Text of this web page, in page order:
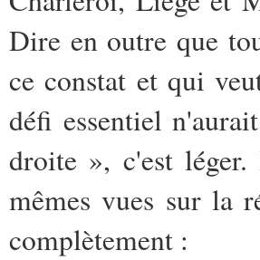
Dire en outre que
ce constat et qui
défi essentiel
droite », c'est
mêmes vues sur la
complètement :